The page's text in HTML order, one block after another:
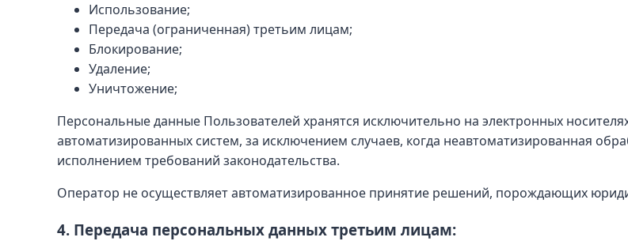
Использование;
Передача (ограниченная) третьим лицам;
Блокирование;
Удаление;
Уничтожение;
Персональные данные Пользователей хранятся исключительно на электронных
автоматизированных систем, за исключением случаев, когда неавтоматизированная
исполнением требований законодательства.
Оператор не осуществляет автоматизированное принятие решений, порождающих
4. Передача персональных данных третьим лицам: